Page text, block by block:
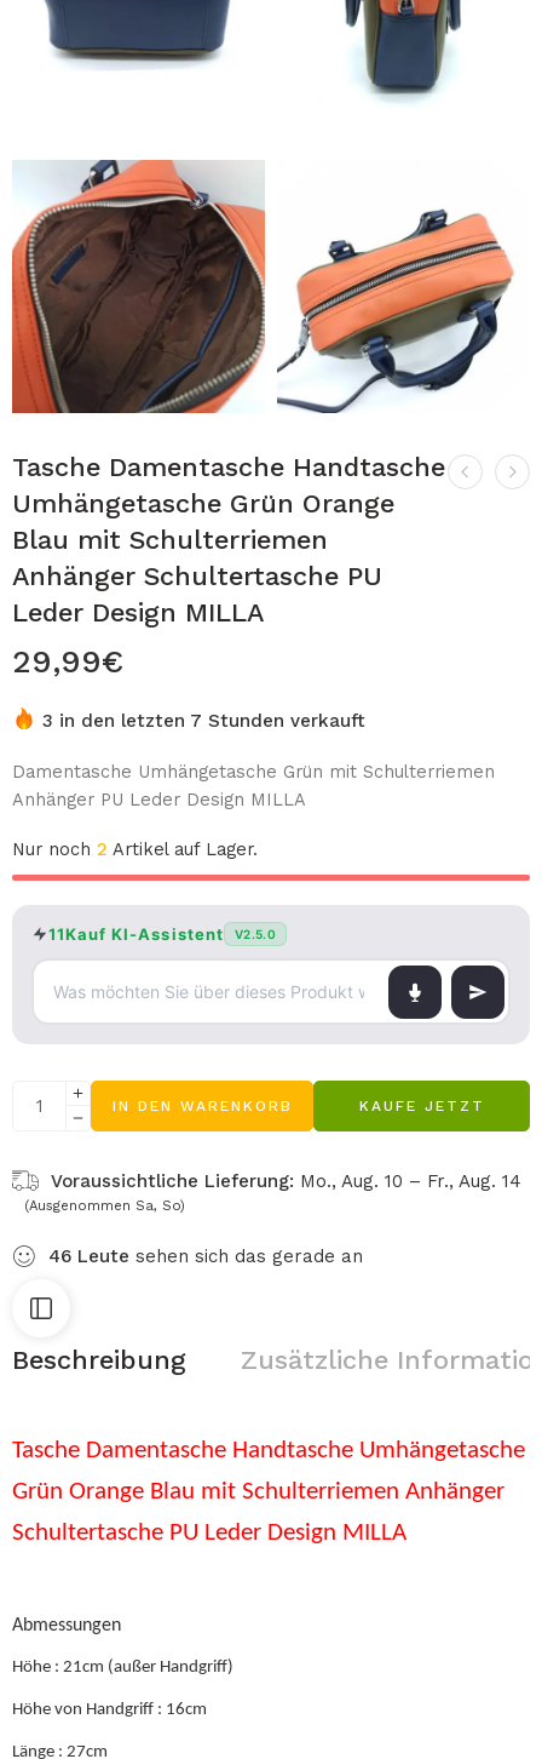
Tasche Damentasche Handtasche
Umhängetasche Grün Orange
Blau mit Schulterriemen
Anhänger Schultertasche PU
Leder Design MILLA
29,99€
3 in den letzten 7 Stunden verkauft
Damentasche Umhängetasche Grün mit Schulterriemen
Anhänger PU Leder Design MILLA
Nur noch 2 Artikel auf Lager.
11Kauf KI-Assistent V2.5.0
IN DEN WARENKORB KAUFE JETZT
Voraussichtliche Lieferung: Mo., Aug. 10 – Fr., Aug. 14
(Ausgenommen Sa, So)
46 Leute sehen sich das gerade an
Beschreibung Zusätzliche
Tasche Damentasche Handtasche Umhängetasche
Grün Orange Blau mit Schulterriemen Anhänger
Schultertasche PU Leder Design MILLA
Abmessungen
Höhe : 21cm (außer Handgriff)
Höhe von Handgriff : 16cm
Länge : 27cm